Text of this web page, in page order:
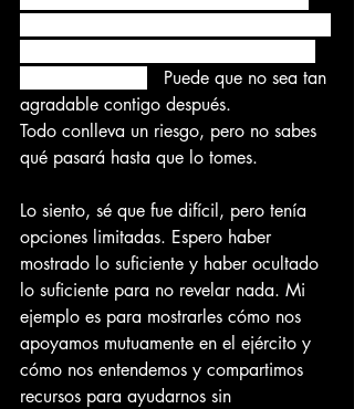
Puede que no sea tan
agradable contigo después.
Todo conlleva un riesgo, pero no sabes
qué pasará hasta que lo tomes.
Lo siento, sé que fue difícil, pero tenía
opciones limitadas. Espero haber
mostrado lo suficiente y haber ocultado
lo suficiente para no revelar nada. Mi
ejemplo es para mostrarles cómo nos
apoyamos mutuamente en el ejército y
cómo nos entendemos y compartimos
recursos para ayudarnos sin